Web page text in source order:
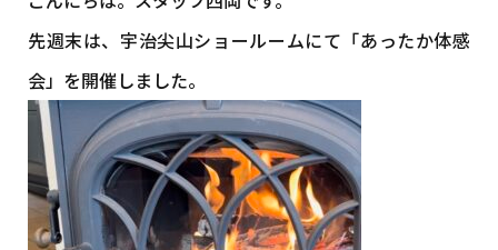
先週末は、宇治尖山ショールームにて「あったか体感
会」を開催しました。